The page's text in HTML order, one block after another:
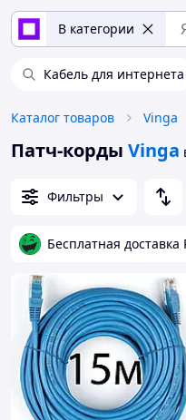
В категории
Кабель для интернета
Каталог товаров Vinga
Патч-корды Vinga
Фильтры
Бесплатная доставка